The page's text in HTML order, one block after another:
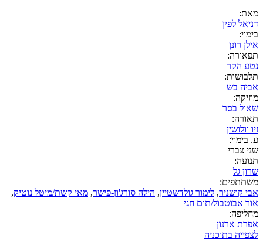
מאת:
דניאל לפין
בימוי:
אילן רונן
תפאורה:
נטע הקר
תלבושות:
אביה בש
מוזיקה:
שאול בסר
תאורה:
זיו וולושין
ע. בימוי:
שני צברי
תנועה:
שרון גל
משתתפים:
אבי קושניר, לימור גולדשטיין, הילה סורג'ון-פישר, מאי קשת/מיטל נוטיק,
אור אבוטבול/תום חגי
מחליפה:
אפרת ארנון
לצפייה בתוכניה